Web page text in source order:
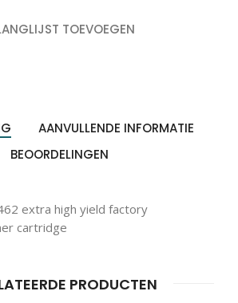
TOEVOEGEN
AANVULLENDE INFORMATIE
BEOORDELINGEN
extra high yield factory
cartridge
PRODUCTEN
ZOEKEN